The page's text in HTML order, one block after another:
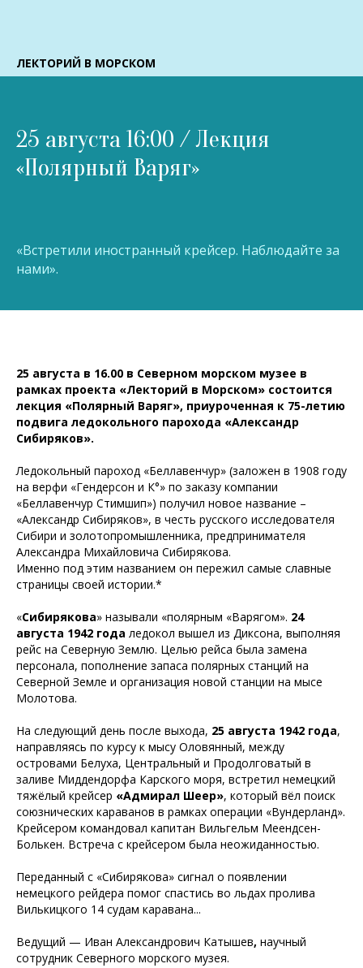
ЛЕКТОРИЙ В МОРСКОМ
25 августа 16:00 / Лекция
«Полярный Варяг»
«Встретили иностранный крейсер. Наблюдайте за
нами».
25 августа в 16.00 в Северном морском музее в
рамках проекта «Лекторий в Морском» состоится
лекция «Полярный Варяг», приуроченная к 75-летию
подвига ледокольного парохода «Александр
Сибиряков».
Ледокольный пароход «Беллавенчур» (заложен в 1908 году
на верфи «Гендерсон и К°» по заказу компании
«Беллавенчур Стимшип») получил новое название –
«Александр Сибиряков», в честь русского исследователя
Сибири и золотопромышленника, предпринимателя
Александра Михайловича Сибирякова.
Именно под этим названием он пережил самые славные
страницы своей истории.*
«Сибирякова» называли «полярным «Варягом». 24
августа 1942 года ледокол вышел из Диксона, выполняя
рейс на Северную Землю. Целью рейса была замена
персонала, пополнение запаса полярных станций на
Северной Земле и организация новой станции на мысе
Молотова.
На следующий день после выхода, 25 августа 1942 года,
направляясь по курсу к мысу Оловянный, между
островами Белуха, Центральный и Продолговатый в
заливе Миддендорфа Карского моря, встретил немецкий
тяжёлый крейсер «Адмирал Шеер», который вёл поиск
союзнических караванов в рамках операции «Вундерланд».
Крейсером командовал капитан Вильгельм Меендсен-
Болькен. Встреча с крейсером была неожиданностью.
Переданный с «Сибирякова» сигнал о появлении
немецкого рейдера помог спастись во льдах пролива
Вилькицкого 14 судам каравана...
Ведущий — Иван Александрович Катышев, научный
сотрудник Северного морского музея.